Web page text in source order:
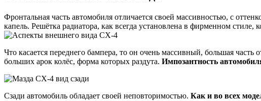
Фронтальная часть автомобиля отличается своей массивностью, с
капель. Решётка радиатора, как всегда установлена в фирменном
Что касается переднего бампера, то он очень массивный, большая
больших арок колёс, форма которых раздута. Импозантность
Сзади автомобиль обладает своей неповторимостью. Как и во всех